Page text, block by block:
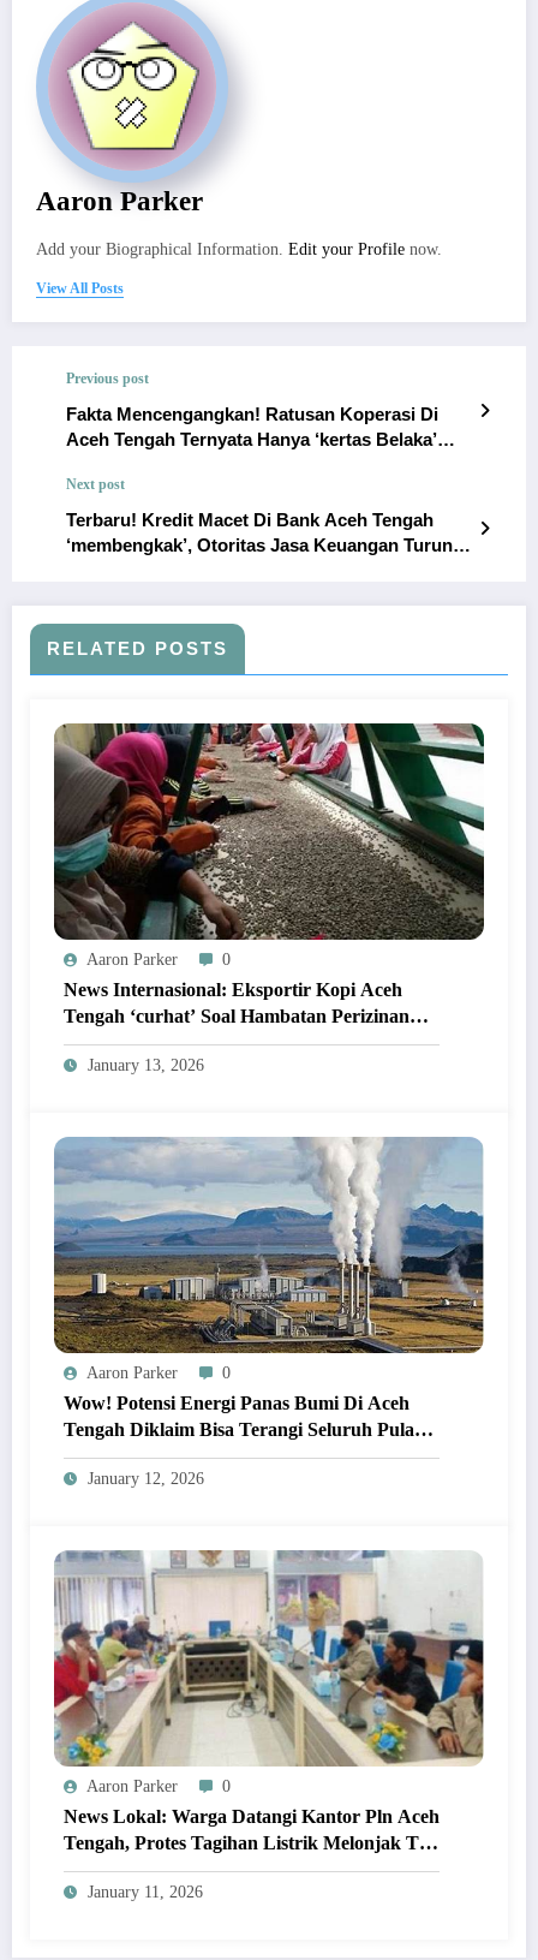
Aaron Parker
Add your Biographical Information. Edit your Profile now.
View All Posts
Previous post
Fakta Mencengangkan! Ratusan Koperasi Di
Aceh Tengah Ternyata Hanya ‘kertas Belaka’
Next post
Terbaru! Kredit Macet Di Bank Aceh Tengah
‘membengkak’, Otoritas Jasa Keuangan Turun
RELATED POSTS
Aaron Parker 0
News Internasional: Eksportir Kopi Aceh
Tengah ‘curhat’ Soal Hambatan Perizinan
Yang Bikin Rugi Milyaran!
January 13, 2026
Aaron Parker 0
Wow! Potensi Energi Panas Bumi Di Aceh
Tengah Diklaim Bisa Terangi Seluruh Pulau
Sumatera!
January 12, 2026
Aaron Parker 0
News Lokal: Warga Datangi Kantor Pln Aceh
Tengah, Protes Tagihan Listrik Melonjak Tak
Wajar!
January 11, 2026